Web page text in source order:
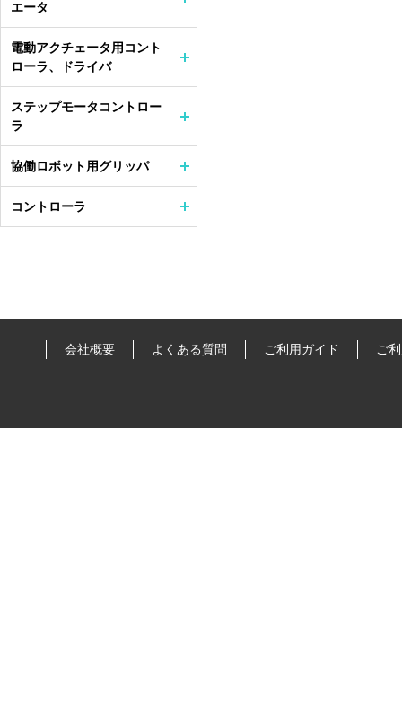
エータ
電動アクチェータ用コント
ローラ、ドライバ
ステップモータコントロー
ラ
協働ロボット用グリッパ
コントローラ
会社概要 よくある質問 ご利用ガイド ご